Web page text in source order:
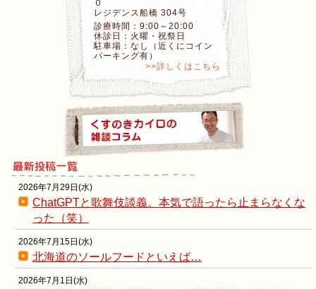
０
レジデンス船橋 304号
診療時間：9:00～20:00
休診日：火曜・祝祭日
駐車場：なし（近くにコイン
パーキング有）
>>詳しくはこちら
2026年7月29日(水)
ChatGPTと歌舞伎談義。本気で語ったら止まらなくな
った（笑）
2026年7月15日(水)
北海道のソールフードといえば…
2026年7月1日(水)